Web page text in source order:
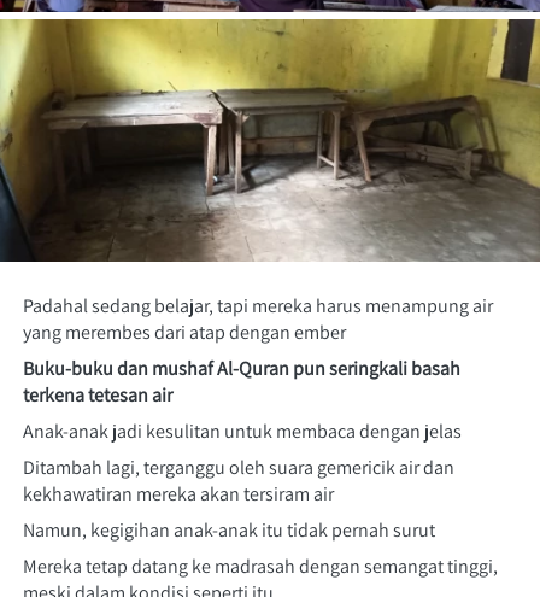
Padahal sedang belajar, tapi mereka harus menampung air
yang merembes dari atap dengan ember
Buku-buku dan mushaf Al-Quran pun seringkali basah
terkena tetesan air
Anak-anak jadi kesulitan untuk membaca dengan jelas
Ditambah lagi, terganggu oleh suara gemericik air dan
kekhawatiran mereka akan tersiram air
Namun, kegigihan anak-anak itu tidak pernah surut
Mereka tetap datang ke madrasah dengan semangat tinggi,